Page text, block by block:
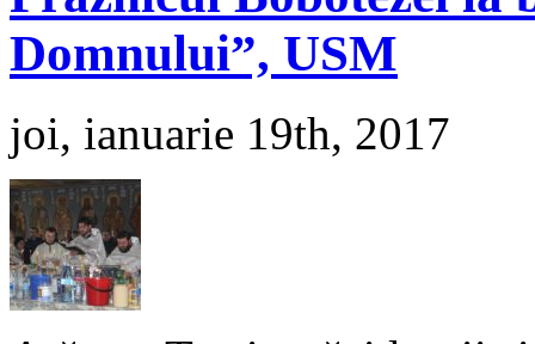
Domnului”, USM
joi, ianuarie 19th, 2017